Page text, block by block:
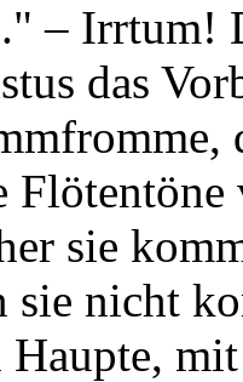
– Irrtum!
das
sie
sie nicht
Haupte,